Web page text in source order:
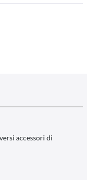
accessori di